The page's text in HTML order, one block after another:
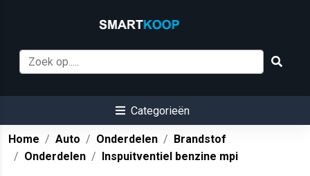
Categorieën
Home Auto Onderdelen
Brandstof
Onderdelen
Inspuitventiel benzine mpi